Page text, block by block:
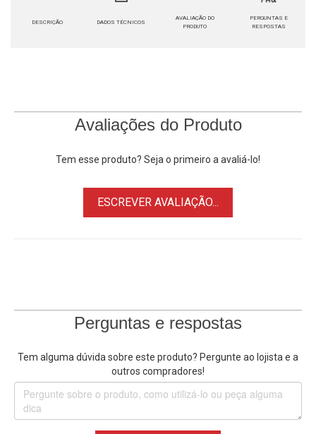
DESCRIÇÃO DADOS TÉCNICOS
AVALIAÇÃO DO
PRODUTO
PERGUNTAS E
RESPOSTAS
Avaliações do Produto
Tem esse produto? Seja o primeiro a avaliá-lo!
ESCREVER AVALIAÇÃO...
Perguntas e respostas
Tem alguma dúvida sobre este produto? Pergunte ao lojista e a
outros compradores!